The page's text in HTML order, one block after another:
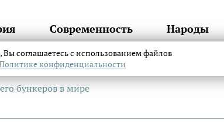
Современность Народы
бункеров в мире
соглашаетесь с использованием файлов
конфиденциальности